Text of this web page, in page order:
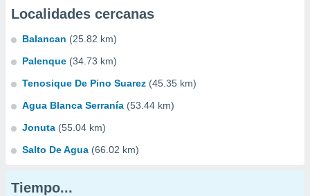
Localidades cercanas
Balancan (25.82 km)
Palenque (34.73 km)
Tenosique De Pino Suarez (45.35 km)
Agua Blanca Serranía (53.44 km)
Jonuta (55.04 km)
Salto De Agua (66.02 km)
Tiempo...